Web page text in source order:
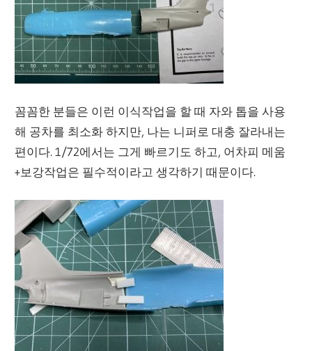
꼼꼼한 분들은 이런 이식작업을 할 때 자와 톱을 사용
해 공차를 최소화 하지만, 나는 니퍼로 대충 잘라내는
편이다. 1/72에서는 그게 빠르기도 하고, 어차피 메움
+보강작업은 필수적이라고 생각하기 때문이다.